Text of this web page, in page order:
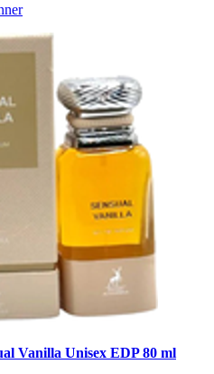
Vanilla Unisex EDP 80 ml